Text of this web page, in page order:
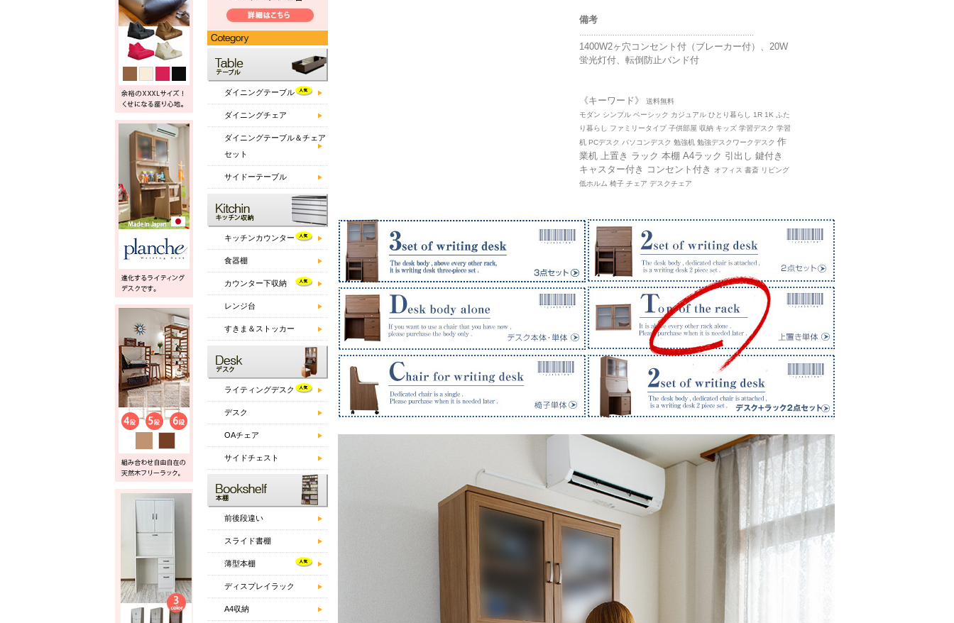
ダイニングテーブル
ダイニングチェア
ダイニングテーブル＆チェア
セット
サイドーテーブル
キッチンカウンター
食器棚
カウンター下収納
レンジ台
すきま＆ストッカー
ライティングデスク
デスク
OAチェア
サイドチェスト
前後段違い
スライド書棚
薄型本棚
ディスプレイラック
A4収納
備考
1400W2ヶ穴コンセント付（ブレーカー付）、20W
蛍光灯付、転倒防止バンド付
《キーワード》
送料無料
モダン シンプル ベーシック カジュアル ひとり暮らし 1R 1K ふた
り暮らし ファミリータイプ 子供部屋 収納 キッズ 学習デスク 学習
机 PCデスク パソコンデスク 勉強机 勉強デスクワークデスク 作
業机 上置き ラック 本棚 A4ラック 引出し 鍵付き
キャスター付き コンセント付き
オフィス 書斎 リビング
低ホルム 椅子 チェア デスクチェア